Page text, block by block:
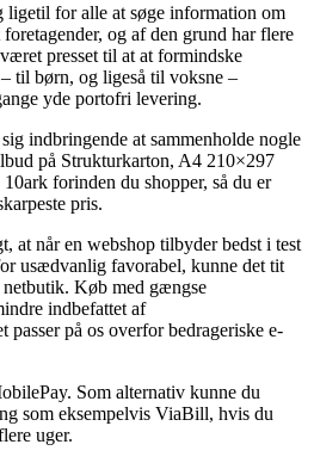
for alle at søge information om
og af den grund har flere
presset til at at formindske
til børn, og ligeså til voksne –
yde portofri levering.
indbringende at sammenholde nogle
på Strukturkarton, A4 210×297
forinden du shopper, så du er
pris.
at når en webshop tilbyder bedst i test
usædvanlig favorabel, kunne det tit
Køb med gængse
indbefattet af
passer på os overfor bedrageriske e-
Som alternativ kunne du
som eksempelvis ViaBill, hvis du
uger.